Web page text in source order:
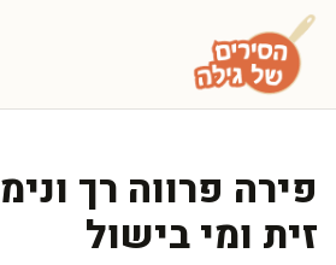
לדלג
לתוכן
פירה פרווה רך
זית ומי בישול